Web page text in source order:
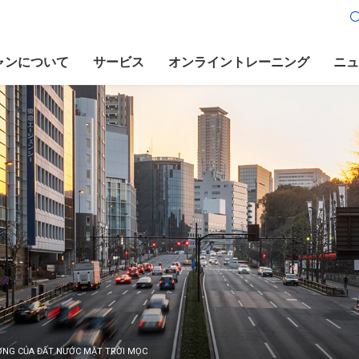
ンについて サービス オンライントレーニング ニ
CỦA ĐẤT NƯỚC MẶT TRỜI MỌC